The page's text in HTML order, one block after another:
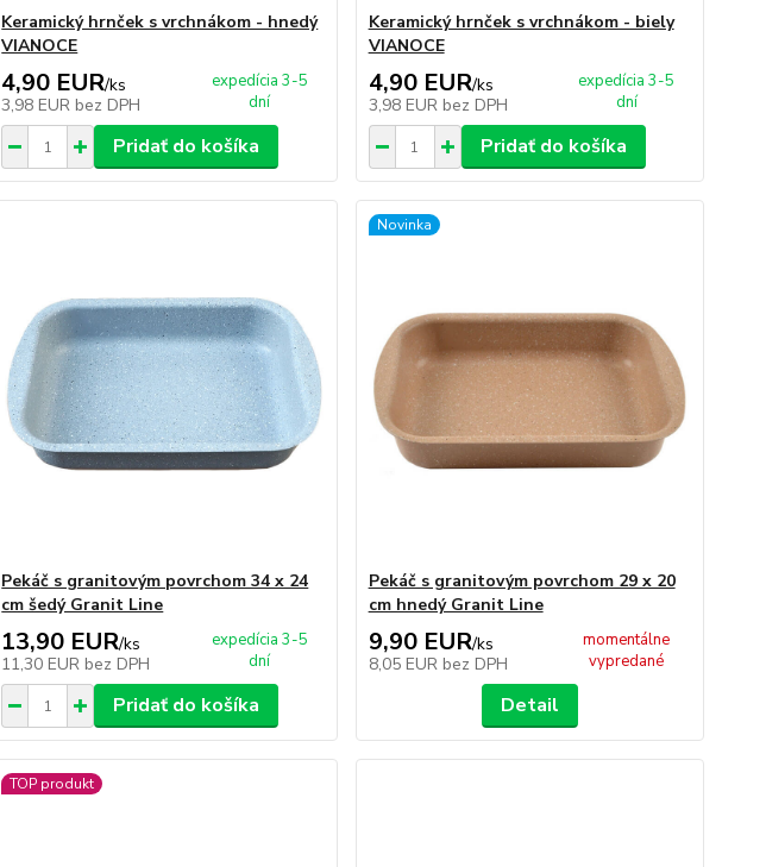
Keramický hrnček s vrchnákom - hnedý
VIANOCE
4,90 EUR/ks
3,98 EUR bez DPH
expedícia 3-5
dní
Pridať do košíka
Keramický hrnček s vrchnákom - biely
VIANOCE
4,90 EUR/ks
3,98 EUR bez DPH
expedícia 3-5
dní
Pridať do košíka
Pekáč s granitovým povrchom 34 x 24
cm šedý Granit Line
13,90 EUR/ks
11,30 EUR bez DPH
expedícia 3-5
dní
Pridať do košíka
Novinka
Pekáč s granitovým povrchom 29 x 20
cm hnedý Granit Line
9,90 EUR/ks
8,05 EUR bez DPH
momentálne
vypredané
Detail
TOP produkt